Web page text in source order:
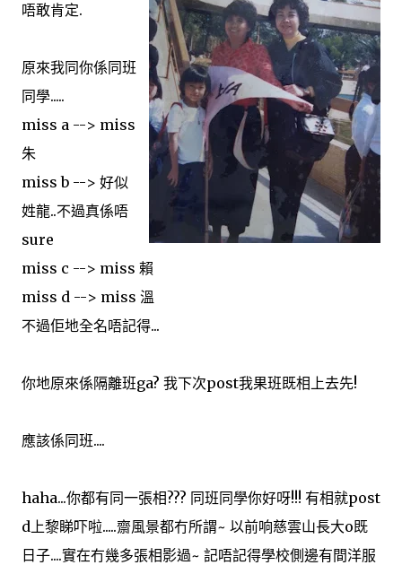
唔敢肯定.
原來我同你係同班
同學.....
miss a --> miss
朱
miss b --> 好似
姓龍..不過真係唔
sure
miss c --> miss 賴
miss d --> miss 溫
不過佢地全名唔記得...
你地原來係隔離班ga? 我下次post我果班既相上去先!
應該係同班....
haha...你都有同一張相??? 同班同學你好呀!!! 有相就post
d上黎睇吓啦.....齋風景都冇所謂~ 以前响慈雲山長大o既
日子....實在冇幾多張相影過~ 記唔記得學校側邊有間洋服